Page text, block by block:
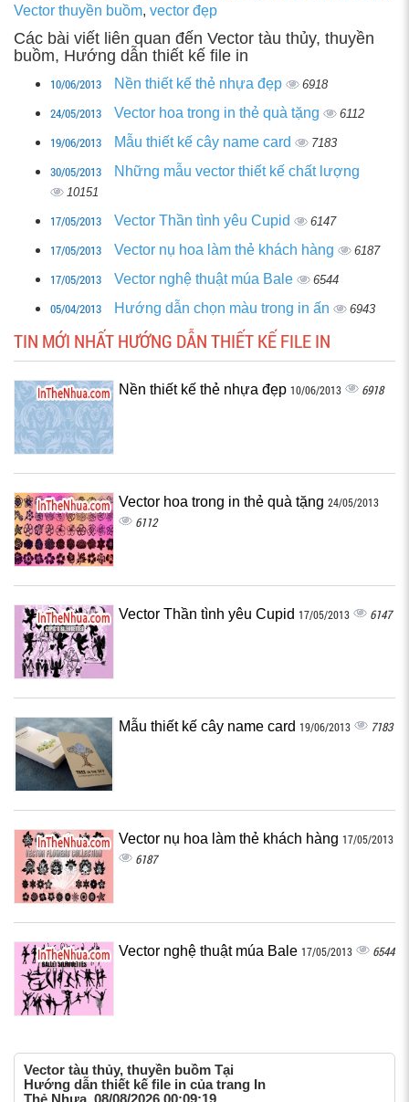
Vector thuyền buồm, vector đẹp
Các bài viết liên quan đến Vector tàu thủy, thuyền
buồm, Hướng dẫn thiết kế file in
10/06/2013 Nền thiết kế thẻ nhựa đẹp 6918
24/05/2013 Vector hoa trong in thẻ quà tặng 6112
19/06/2013 Mẫu thiết kế cây name card 7183
30/05/2013 Những mẫu vector thiết kế chất lượng
10151
17/05/2013 Vector Thần tình yêu Cupid 6147
17/05/2013 Vector nụ hoa làm thẻ khách hàng 6187
17/05/2013 Vector nghệ thuật múa Bale 6544
05/04/2013 Hướng dẫn chọn màu trong in ấn 6943
TIN MỚI NHẤT HƯỚNG DẪN THIẾT KẾ FILE IN
Nền thiết kế thẻ nhựa đẹp 10/06/2013 6918
Vector hoa trong in thẻ quà tặng 24/05/2013
6112
Vector Thần tình yêu Cupid 17/05/2013 6147
Mẫu thiết kế cây name card 19/06/2013 7183
Vector nụ hoa làm thẻ khách hàng 17/05/2013
6187
Vector nghệ thuật múa Bale 17/05/2013 6544
Vector tàu thủy, thuyền buồm Tại
Hướng dẫn thiết kế file in của trang In
Thẻ Nhựa, 08/08/2026 00:09:19